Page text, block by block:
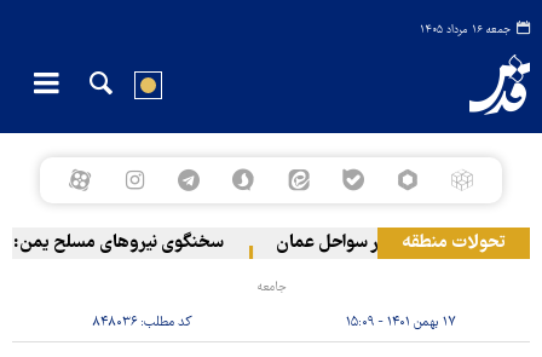
جمعه ۱۶ مرداد ۱۴۰۵
تحولات منطقه
حادثه دریایی در سواحل عمان سخنگوی نیروهای مسلح یمن:
جامعه
۱۷ بهمن ۱۴۰۱ - ۱۵:۰۹ کد مطلب:۸۴۸۰۳۶